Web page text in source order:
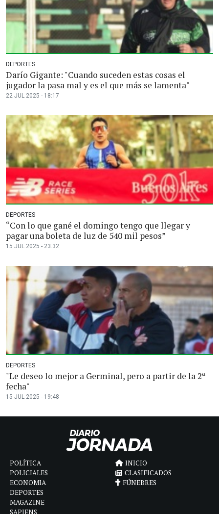
DEPORTES
Darío Gigante: "Cuando suceden estas cosas el
jugador la pasa mal y es el que más se lamenta"
22 JUL 2025 - 18:17
DEPORTES
“Con lo que gané el domingo tengo que llegar y
pagar una boleta de luz de 540 mil pesos”
15 JUL 2025 - 23:32
DEPORTES
"Le deseo lo mejor a Germinal, pero a partir de la 2ª
fecha"
15 JUL 2025 - 19:48
POLÍTICA
POLICIALES
ECONOMIA
DEPORTES
MAGAZINE
SAPIENS
INICIO
CLASIFICADOS
FÚNEBRES